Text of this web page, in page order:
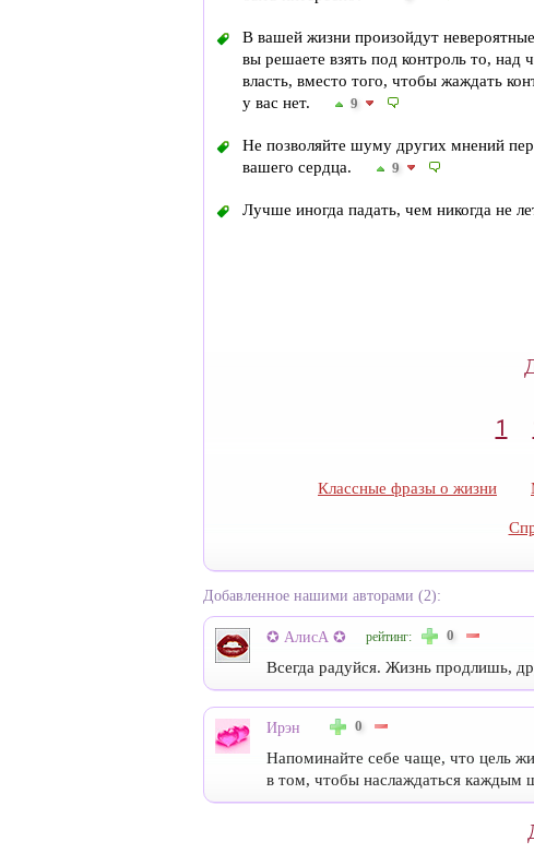
В вашей жизни произойдут
вы решаете взять под контроль то, над
власть, вместо того, чтобы жаждать
у вас нет.
9
Не позволяйте шуму других мнений
вашего сердца.
9
Лучше иногда падать, чем никогда не
1
Классные фразы о жизни
Добавленное нашими авторами (2):
✪ АлисА ✪ рейтинг: 0
Всегда радуйся. Жизнь продлишь,
Ирэн 0
Напоминайте себе чаще, что цель
в том, чтобы наслаждаться каждым